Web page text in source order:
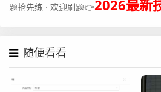
题抢先练 · 欢迎刷题👉2026最新
随便看看